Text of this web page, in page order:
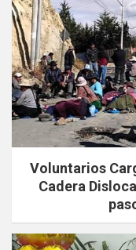
Voluntarios
Cadera